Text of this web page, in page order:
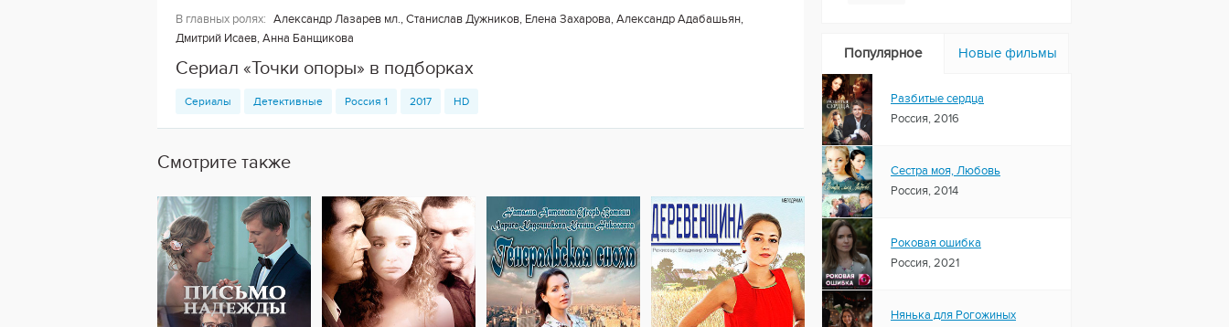
В главных ролях: Александр Лазарев мл., Станислав Дужников, Елена Захарова, Александр Адабашьян,
Дмитрий Исаев, Анна Банщикова
Сериал «Точки опоры» в подборках
Сериалы Детективные Россия 1 2017 HD
Смотрите также
Популярное Новые фильмы
Разбитые сердца
Россия, 2016
Сестра моя, Любовь
Россия, 2014
Роковая ошибка
Россия, 2021
Нянька для Рогожиных